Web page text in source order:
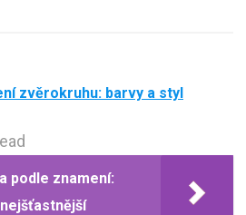
zvěrokruhu: barvy a styl
podle znamení: